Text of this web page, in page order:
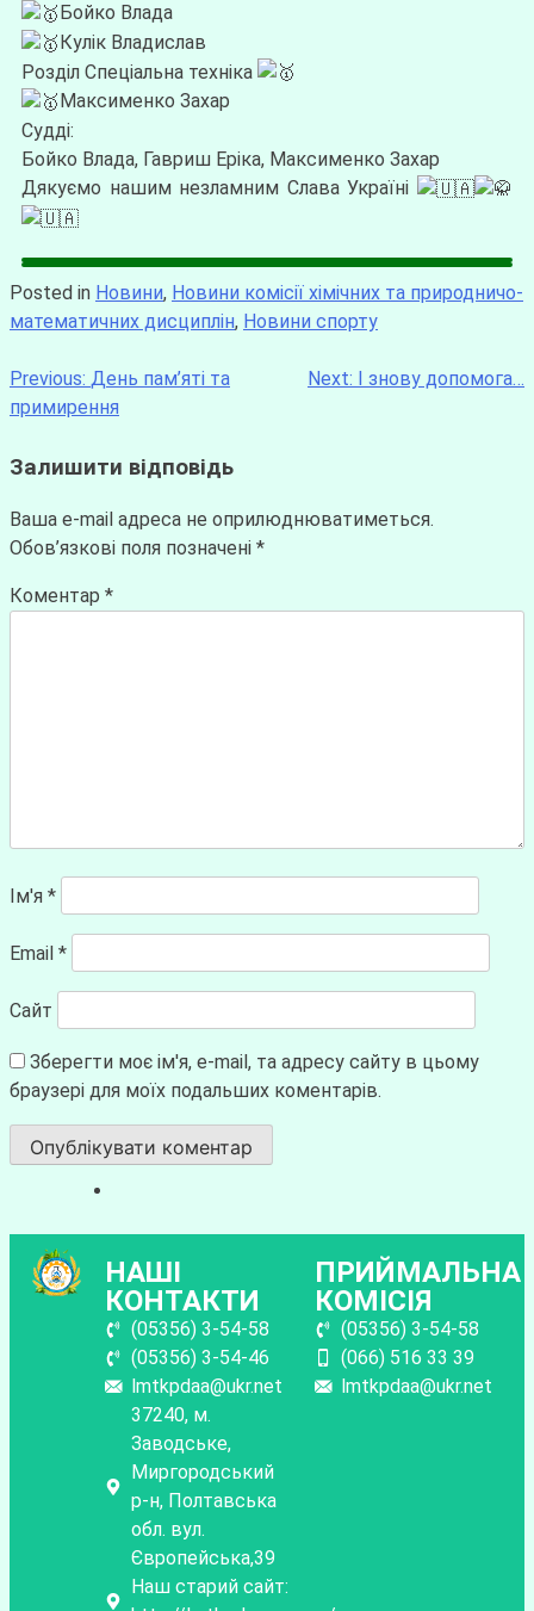
Бойко Влада
Кулік Владислав
Розділ Спеціальна техніка
Максименко Захар
Судді:
Бойко Влада, Гавриш Еріка, Максименко Захар
Дякуємо нашим незламним Слава Україні
Posted in Новини, Новини комісії хімічних та природничо-
математичних дисциплін, Новини спорту
Previous: День пам’яті та
примирення
Next: І знову допомога…
Залишити відповідь
Ваша e-mail адреса не оприлюднюватиметься.
Обов’язкові поля позначені *
Коментар *
Ім'я *
Email *
Сайт
Зберегти моє ім'я, e-mail, та адресу сайту в цьому
браузері для моїх подальших коментарів.
НАШІ
КОНТАКТИ
(05356) 3-54-58
(05356) 3-54-46
lmtkpdaa@ukr.net
37240, м.
Заводське,
Миргородський
р-н, Полтавська
обл. вул.
Європейська,39
Наш старий сайт:
ПРИЙМАЛЬНА
КОМІСІЯ
(05356) 3-54-58
(066) 516 33 39
lmtkpdaa@ukr.net